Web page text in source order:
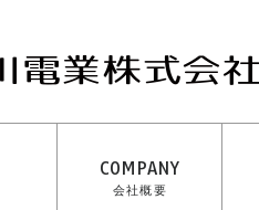
COMPANY
会社概要